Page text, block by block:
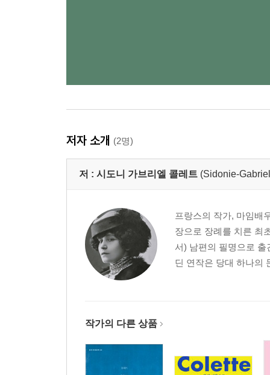
저자 소개 (2명)
저 : 시도니 가브리엘 콜레트 (Sidonie-
프랑스의 작가, 마임배
장으로 장례를 치른 최
서) 남편의 필명으로
딘 연작은 당대 하나의
작가의 다른 상품